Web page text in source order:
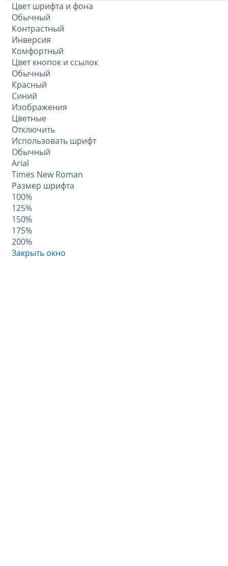
Цвет шрифта и фона
Обычный
Контрастный
Инверсия
Комфортный
Цвет кнопок и ссылок
Обычный
Красный
Синий
Изображения
Цветные
Отключить
Использовать шрифт
Обычный
Arial
Times New Roman
Размер шрифта
100%
125%
150%
175%
200%
Закрыть окно